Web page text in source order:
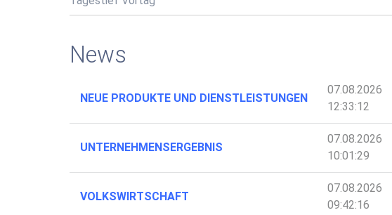
News
NEUE PRODUKTE UND DIENSTLEISTUNGEN
07.08.2026
12:33:12
UNTERNEHMENSERGEBNIS
07.08.2026
10:01:29
VOLKSWIRTSCHAFT
07.08.2026
09:42:16